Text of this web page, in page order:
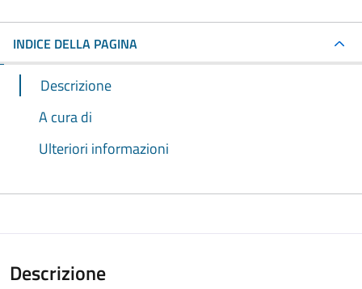
INDICE DELLA PAGINA
Descrizione
A cura di
Ulteriori informazioni
Descrizione